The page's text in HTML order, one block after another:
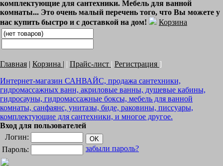
комплектующие для сантехники. Мебель для ванной
комнаты... Это очень малый перечень того, что Вы можете у
нас купить быстро и с доставкой на дом!
Корзина
Главная | Корзина | | Прайс-лист | Регистрация ]
Интернет-магазин САНВАЙС, продажа сантехники,
гидромассажных ванн, акриловые ванны, душевые кабины,
гидросауны, гидромассажные боксы, мебель для ванной
комнаты, санфаянс, унитазы, биде, раковины, писсуары,
комплектующие для сантехники, и многое другое.
Вход для пользователей
Логин:
Пароль:
забыли пароль?